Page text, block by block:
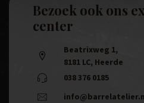
Bezoek ook ons
center
Beatrixweg 1,
8181 LC, Heerde
038 376 0185